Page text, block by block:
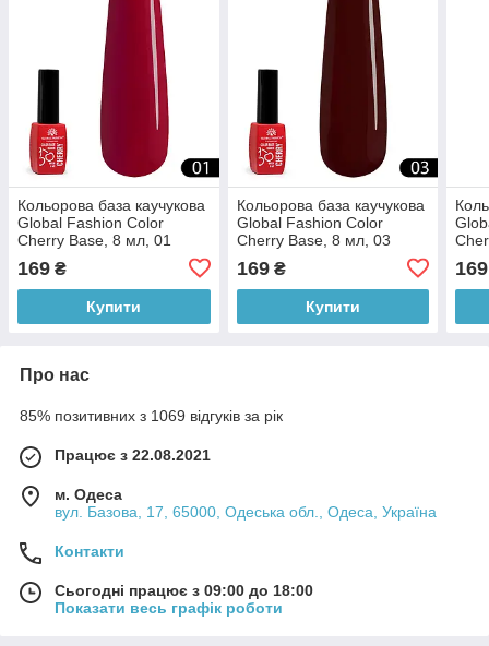
Кольорова база каучукова
Global Fashion Color
Cherry Base, 8 мл, 01
169 ₴
Купити
Кольорова база каучукова
Global Fashion Color
Cherry Base, 8 мл, 03
169₴
Купити
169
Про нас
85% позитивних з 1069 відгуків за рік
Працює з 22.08.2021
м. Одеса
вул. Базова, 17, 65000, Одеська обл., Одеса, Україна
Контакти
Сьогодні працює з 09:00 до 18:00
Показати весь графік роботи